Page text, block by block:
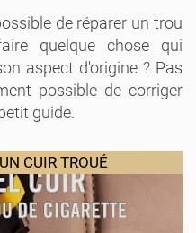
de réparer un trou
quelque chose qui
aspect d'origine ? Pas
possible de corriger
guide.
CUIR TROUÉ